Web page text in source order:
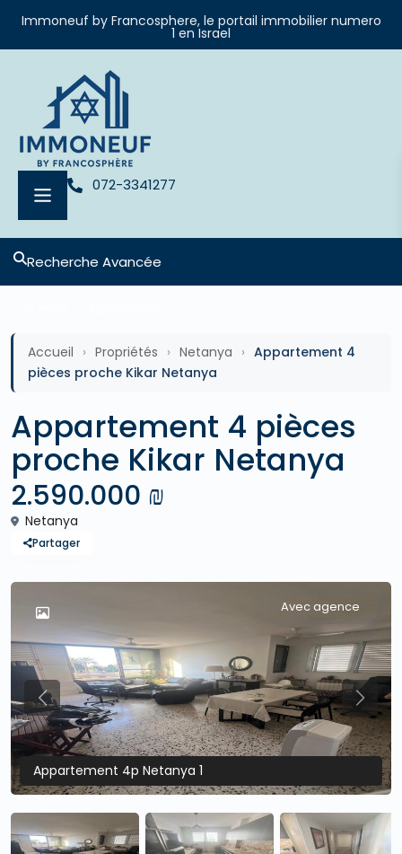
Immoneuf by Francosphere, le portail immobilier numero
1 en Israel
072-3341277
Recherche Avancée
Accueil › Propriétés › Netanya › Appartement 4
pièces proche Kikar Netanya
Appartement 4 pièces
proche Kikar Netanya
2.590.000 ₪
Netanya
Partager
Avec agence
Appartement 4p Netanya 1
Previous